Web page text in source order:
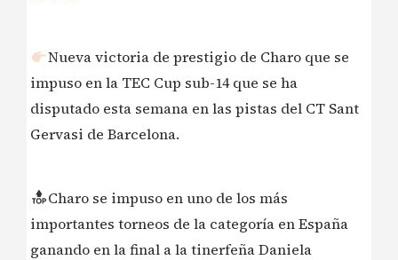
Nueva victoria de prestigio de Charo que se
impuso en la TEC Cup sub-14 que se ha
disputado esta semana en las pistas del CT Sant
Gervasi de Barcelona.
Charo se impuso en uno de los más
importantes torneos de la categoría en España
ganando en la final a la tinerfeña Daniela